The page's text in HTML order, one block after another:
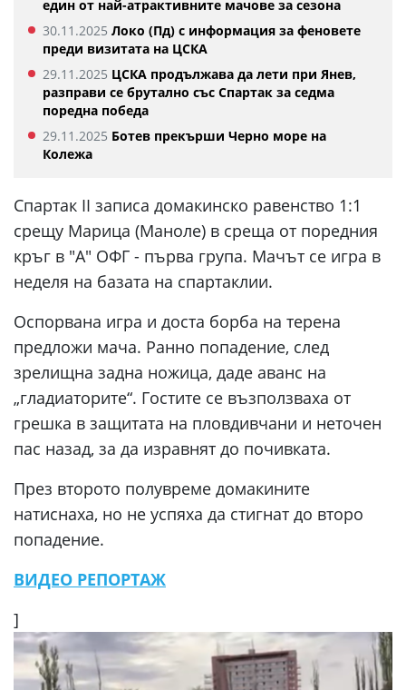
един от най-атрактивните мачове за сезона
30.11.2025 Локо (Пд) с информация за феновете
преди визитата на ЦСКА
29.11.2025 ЦСКА продължава да лети при Янев,
разправи се брутално със Спартак за седма
поредна победа
29.11.2025 Ботев прекърши Черно море на
Колежа
Спартак II записа домакинско равенство 1:1
срещу Марица (Маноле) в среща от поредния
кръг в "А" ОФГ - първа група. Мачът се игра в
неделя на базата на спартаклии.
Оспорвана игра и доста борба на терена
предложи мача. Ранно попадение, след
зрелищна задна ножица, даде аванс на
„гладиаторите“. Гостите се възползваха от
грешка в защитата на пловдивчани и неточен
пас назад, за да изравнят до почивката.
През второто полувреме домакините
натиснаха, но не успяха да стигнат до второ
попадение.
ВИДЕО РЕПОРТАЖ
]